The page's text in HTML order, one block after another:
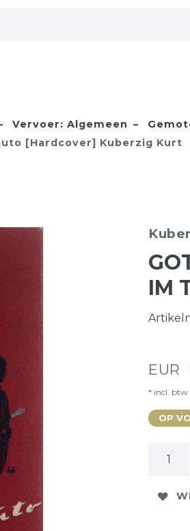
Vervoer: Algemeen
[Hardcover] Kuberzig Kurt
IM
EUR
* incl. btw
OP